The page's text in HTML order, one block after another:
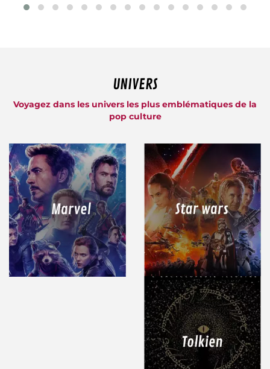
UNIVERS
Voyagez dans les univers les plus emblématiques de la
pop culture